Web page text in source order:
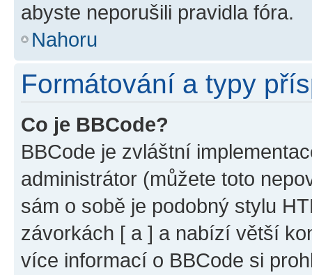
abyste neporušili pravidla fóra.
Nahoru
Formátování a typy
Co je BBCode?
BBCode je zvláštní
administrátor (můžete toto
sám o sobě je podobný stylu
závorkách [ a ] a nabízí větší
více informací o BBCode si